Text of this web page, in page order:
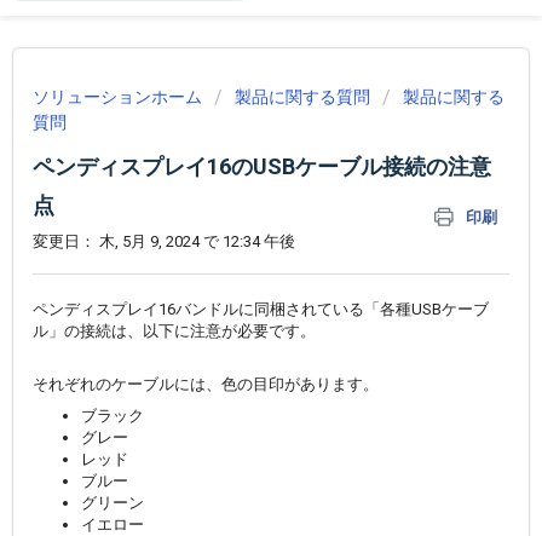
ソリューションホーム 製品に関する質問
製品に関する
質問
ペンディスプレイ16のUSBケーブル接続の注意
点
印刷
変更日： 木, 5月 9, 2024 で 12:34 午後
ペンディスプレイ16バンドルに同梱されている「各種USBケーブ
ル」の接続は、以下に注意が必要です。
それぞれのケーブルには、色の目印があります。
ブラック
グレー
レッド
ブルー
グリーン
イエロー